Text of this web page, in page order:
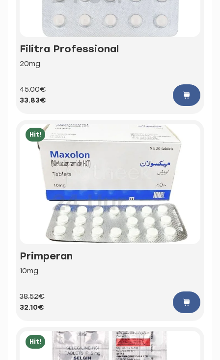
Filitra Professional
20mg
45.00€
33.83€
Hit!
Primperan
10mg
38.52€
32.10€
Hit!